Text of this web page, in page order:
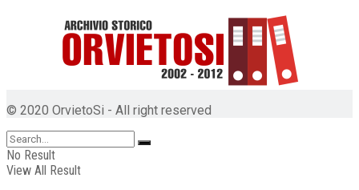
© 2020 OrvietoSi - All right reserved
No Result
View All Result